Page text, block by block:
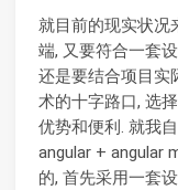
就目前的现实状况
端, 又要符合一套
还是要结合项目实
术的十字路口, 选
优势和便利. 就我
angular + angular
的, 首先采用一套